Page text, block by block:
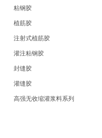
粘钢胶
植筋胶
注射式植筋胶
灌注粘钢胶
封缝胶
灌缝胶
高强无收缩灌浆料系列
施工配件
植筋胶注射式